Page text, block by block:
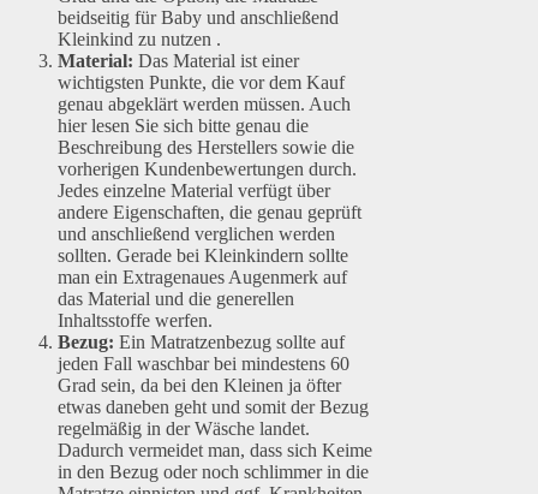
beidseitig für Baby und anschließend
Kleinkind zu nutzen .
Material: Das Material ist einer
wichtigsten Punkte, die vor dem Kauf
genau abgeklärt werden müssen. Auch
hier lesen Sie sich bitte genau die
Beschreibung des Herstellers sowie die
vorherigen Kundenbewertungen durch.
Jedes einzelne Material verfügt über
andere Eigenschaften, die genau geprüft
und anschließend verglichen werden
sollten. Gerade bei Kleinkindern sollte
man ein Extragenaues Augenmerk auf
das Material und die generellen
Inhaltsstoffe werfen.
Bezug: Ein Matratzenbezug sollte auf
jeden Fall waschbar bei mindestens 60
Grad sein, da bei den Kleinen ja öfter
etwas daneben geht und somit der Bezug
regelmäßig in der Wäsche landet.
Dadurch vermeidet man, dass sich Keime
in den Bezug oder noch schlimmer in die